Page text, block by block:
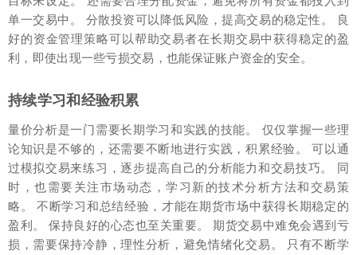
单一交易中。 分散投资可以降低风险，提高交易的稳定性。 良
好的资金管理策略可以帮助交易者在长期交易中获得稳定的盈
利，即使出现一些亏损交易，也能保证账户资金的安全。
持续学习和经验积累
量价分析是一门需要长期学习和实践的技能。 仅仅掌握一些理
论知识是不够的，还需要不断地进行实践，积累经验。 可以通
过模拟交易来练习，逐步提高自己的分析能力和交易技巧。 同
时，也需要关注市场动态，学习新的技术分析方法和交易策
略。 不断学习和总结经验，才能在期货市场中获得长期稳定的
盈利。 保持良好的心态也至关重要。 期货交易中难免会遇到亏
损，需要保持冷静，理性分析，避免情绪化交易。 只有不断学